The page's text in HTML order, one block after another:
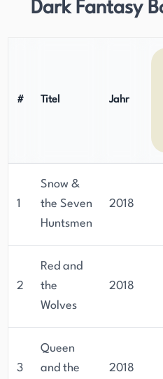
Dark Fantasy
# Titel Jahr
1
Snow &
the Seven
Huntsmen
2018
2
Red and
the
Wolves
2018
3
Queen
and the
2018